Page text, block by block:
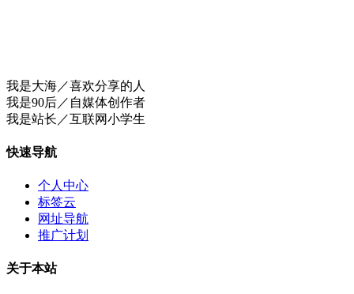
我是大海／喜欢分享的人
我是90后／自媒体创作者
我是站长／互联网小学生
快速导航
个人中心
标签云
网址导航
推广计划
关于本站